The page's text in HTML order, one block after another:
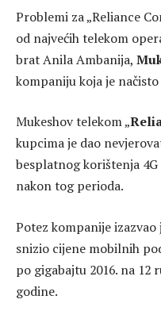
Problemi za „Reliance
od najvećih telekom
brat Anila Ambanija,
kompaniju koja je
Mukeshov telekom „
kupcima je dao
besplatnog korištenja
nakon tog perioda.
Potez kompanije
snizio cijene mobilnih
po gigabajtu 2016. na 12
godine.